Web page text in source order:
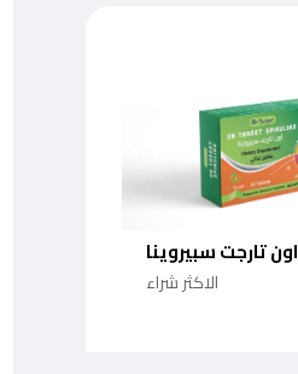
اون تارجت سبيروينا
الاكثر شراء